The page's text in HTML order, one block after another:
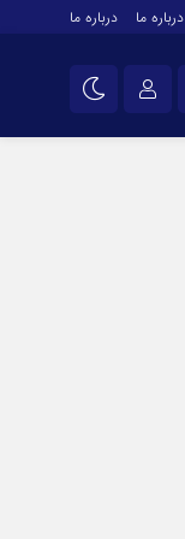
درباره ما درباره ما